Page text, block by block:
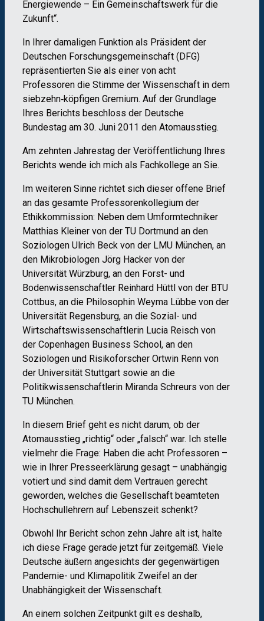
Energiewende – Ein Gemeinschaftswerk für die
Zukunft“.
In Ihrer damaligen Funktion als Präsident der
Deutschen Forschungsgemeinschaft (DFG)
repräsentierten Sie als einer von acht
Professoren die Stimme der Wissenschaft in dem
siebzehn‐köpfigen Gremium. Auf der Grundlage
Ihres Berichts beschloss der Deutsche
Bundestag am 30. Juni 2011 den Atomausstieg.
Am zehnten Jahrestag der Veröffentlichung Ihres
Berichts wende ich mich als Fachkollege an Sie.
Im weiteren Sinne richtet sich dieser offene Brief
an das gesamte Professorenkollegium der
Ethikkommission: Neben dem Umformtechniker
Matthias Kleiner von der TU Dortmund an den
Soziologen Ulrich Beck von der LMU München, an
den Mikrobiologen Jörg Hacker von der
Universität Würzburg, an den Forst- und
Bodenwissenschaftler Reinhard Hüttl von der BTU
Cottbus, an die Philosophin Weyma Lübbe von der
Universität Regensburg, an die Sozial- und
Wirtschaftswissenschaftlerin Lucia Reisch von
der Copenhagen Business School, an den
Soziologen und Risikoforscher Ortwin Renn von
der Universität Stuttgart sowie an die
Politikwissenschaftlerin Miranda Schreurs von der
TU München.
In diesem Brief geht es nicht darum, ob der
Atomausstieg „richtig“ oder „falsch“ war. Ich stelle
vielmehr die Frage: Haben die acht Professoren –
wie in Ihrer Presseerklärung gesagt – unabhängig
votiert und sind damit dem Vertrauen gerecht
geworden, welches die Gesellschaft beamteten
Hochschullehrern auf Lebenszeit schenkt?
Obwohl Ihr Bericht schon zehn Jahre alt ist, halte
ich diese Frage gerade jetzt für zeitgemäß. Viele
Deutsche äußern angesichts der gegenwärtigen
Pandemie- und Klimapolitik Zweifel an der
Unabhängigkeit der Wissenschaft.
An einem solchen Zeitpunkt gilt es deshalb,